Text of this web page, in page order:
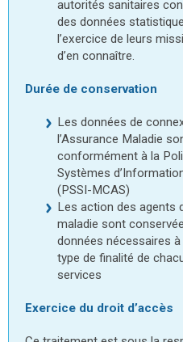
autorités sanitaires
des données
l’exercice de leurs
d’en connaître.
Durée de conservation
Les données de
l’Assurance Maladie
conformément à la
Systèmes
(PSSI-MCAS)
Les action des agents
maladie sont
données nécessaires
type de finalité de
services
Exercice du droit d’accès